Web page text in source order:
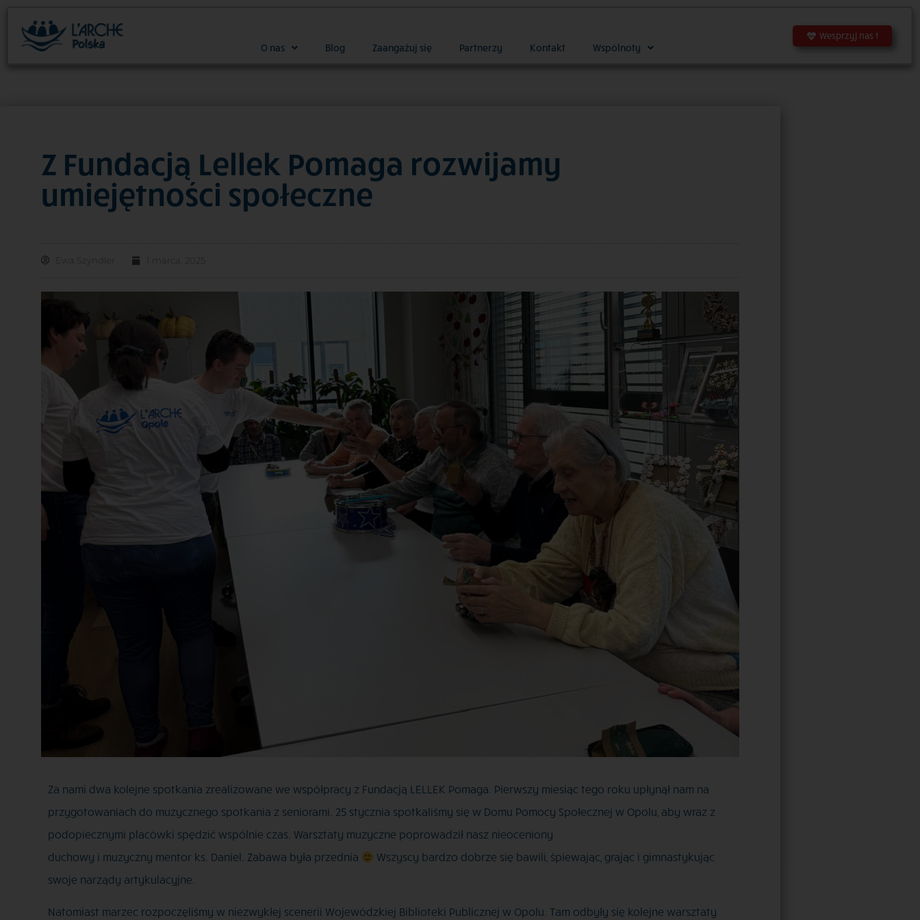
O nas Blog Zaangażuj się Partnerzy Kontakt Wspólnoty
Wesprzyj nas !
Z Fundacją Lellek Pomaga rozwijamy
umiejętności społeczne
1 marca, 2025
Za nami dwa kolejne spotkania zrealizowane we współpracy z Fundacją LELLEK Pomaga. Pierwszy miesiąc tego roku upłynął nam na
przygotowaniach do muzycznego spotkania z seniorami. 25 stycznia spotkaliśmy się w Domu Pomocy Społecznej w Opolu, aby wraz z
podopiecznymi placówki spędzić wspólnie czas. Warsztaty muzyczne poprowadził nasz nieoceniony
duchowy i muzyczny mentor ks. Daniel. Zabawa była przednia
Wszyscy bardzo dobrze się bawili, śpiewając, grając i gimnastykując
swoje narządy artykulacyjne.
Natomiast marzec rozpoczęliśmy w niezwykłej scenerii Wojewódzkiej Biblioteki Publicznej w Opolu. Tam odbyły się kolejne warsztaty